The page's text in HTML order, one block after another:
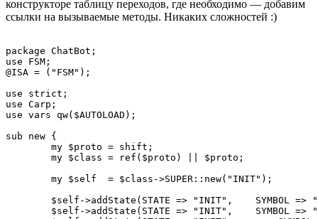
конструкторе таблицу переходов, где необходимо — добавим
ссылки на вызываемые методы. Никаких сложностей :)
package ChatBot;
use FSM;
@ISA = ("FSM");
use strict;
use Carp;
use vars qw($AUTOLOAD);
sub new {